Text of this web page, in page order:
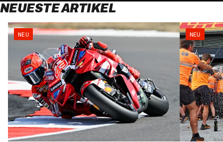
NEUESTE ARTIKEL
NEU NEU